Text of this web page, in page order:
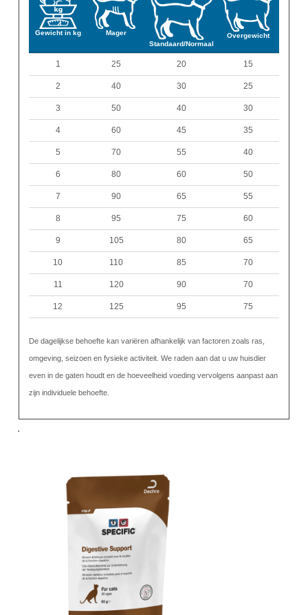
Gewicht in kg
Mager
Standaard/Normaal
Overgewicht
1 25 20 15
2 40 30 25
3 50 40 30
4 60 45 35
5 70 55 40
6 80 60 50
7 90 65 55
8 95 75 60
9 105 80 65
10 110 85 70
11 120 90 70
12 125 95 75
De dagelijkse behoefte kan variëren afhankelijk van factoren zoals ras,
omgeving, seizoen en fysieke activiteit. We raden aan dat u uw huisdier
even in de gaten houdt en de hoeveelheid voeding vervolgens aanpast aan
zijn individuele behoefte.
.